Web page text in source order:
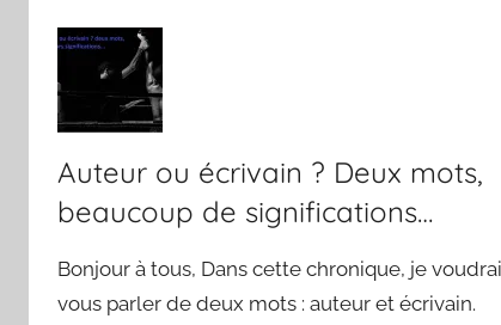
Auteur ou écrivain ? Deux mots,
beaucoup de significations…
Bonjour à tous, Dans cette chronique, je
vous parler de deux mots : auteur et écrivain.